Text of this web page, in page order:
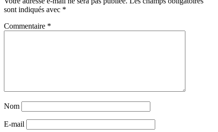
sont indiqués avec *
Commentaire *
Nom
E-mail